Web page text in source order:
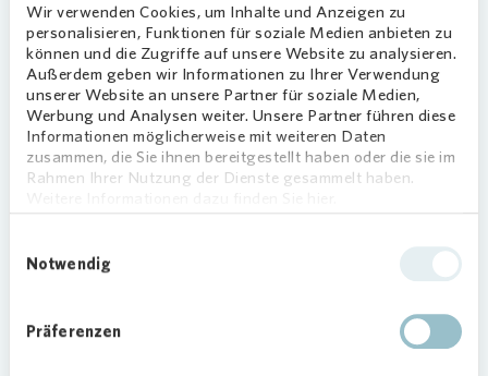
Wir verwenden Cookies, um Inhalte und Anzeigen zu
personalisieren, Funktionen für soziale Medien anbieten zu
können und die Zugriffe auf unsere Website zu analysieren.
Außerdem geben wir Informationen zu Ihrer Verwendung
unserer Website an unsere Partner für soziale Medien,
Werbung und Analysen weiter. Unsere Partner führen diese
Informationen möglicherweise mit weiteren Daten
zusammen, die Sie ihnen bereitgestellt haben oder die sie im
Rahmen Ihrer Nutzung der Dienste gesammelt haben.
Notwendig
Präferenzen
verwandelten sie den Tannenbaum in eine bunte,
weihnachtliche Attraktion. Dabei sorgten
Weihnachtsgebäck und leckerer Kakao für noch
mehr Vorfreude auf die Feiertage.